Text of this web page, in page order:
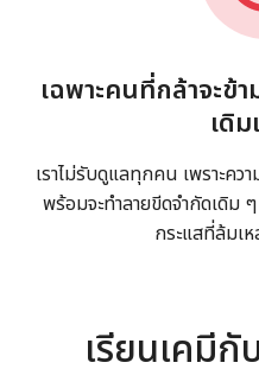
เฉพาะคนที่กล้าจะข้
เดิ
เราไม่รับดูแลทุกคน เพราะค
พร้อมจะทำลายขีดจำกัดเดิม
กระแสที่ล้มเ
เรียนเคมี